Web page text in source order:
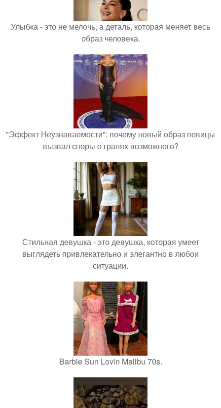
Улыбка - это не мелочь, а деталь, которая меняет весь
образ человека.
"Эффект Неузнаваемости": почему новый образ певицы
вызвал споры о гранях возможного?
Стильная девушка - это девушка, которая умеет
выглядеть привлекательно и элегантно в любои
ситуации.
Barbie Sun Lovin Malibu 70s.